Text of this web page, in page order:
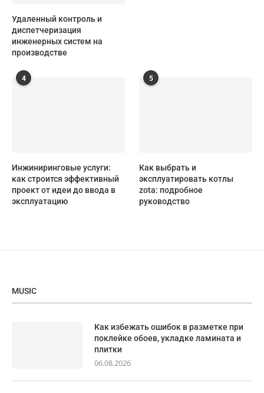
Удаленный контроль и
диспетчеризация
инженерных систем на
производстве
4
Инжиниринговые услуги:
как строится эффективный
проект от идеи до ввода в
эксплуатацию
5
Как выбрать и
эксплуатировать котлы
zota: подробное
руководство
MUSIC
Как избежать ошибок в разметке при
поклейке обоев, укладке ламината и
плитки
06.08.2026